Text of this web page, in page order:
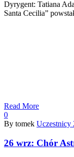
Dyrygent: Tatiana
Santa Cecilia”
Read More
0
By tomek Uczestnicy
26 wrz: Chór